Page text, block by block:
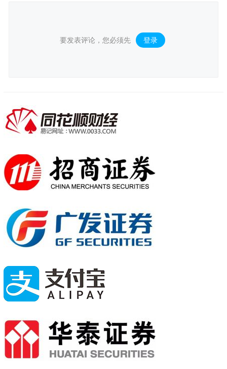
要发表评论，您必须先 登录 。